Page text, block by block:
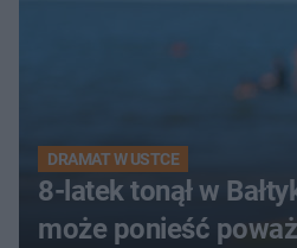
DRAMAT W USTCE
8-latek tonął w
może ponieść